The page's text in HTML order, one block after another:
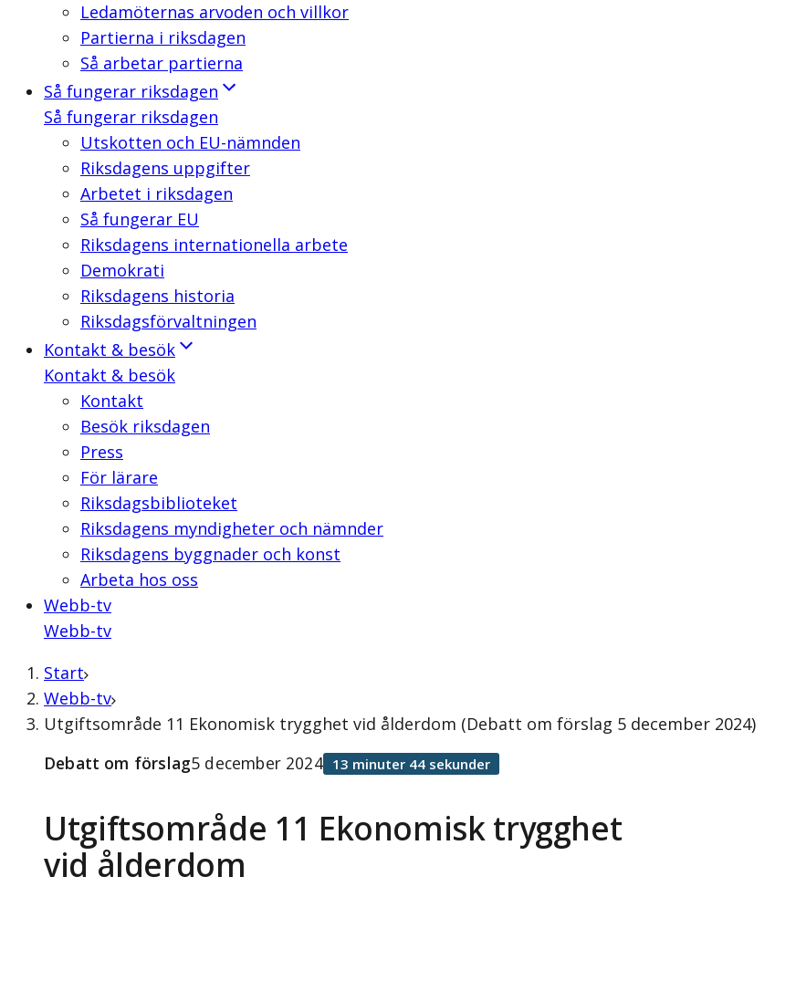
Ledamöternas arvoden och villkor
Partierna i riksdagen
Så arbetar partierna
Så fungerar riksdagen
Så fungerar riksdagen
Utskotten och EU-nämnden
Riksdagens uppgifter
Arbetet i riksdagen
Så fungerar EU
Riksdagens internationella arbete
Demokrati
Riksdagens historia
Riksdagsförvaltningen
Kontakt & besök
Kontakt & besök
Kontakt
Besök riksdagen
Press
För lärare
Riksdagsbiblioteket
Riksdagens myndigheter och nämnder
Riksdagens byggnader och konst
Arbeta hos oss
Webb-tv
Webb-tv
Start
Webb-tv
Utgiftsområde 11 Ekonomisk trygghet vid ålderdom (Debatt om förslag 5 december 2024)
Utgiftsområde 11 Ekonomisk trygghet
vid ålderdom
Debatt om förslag5 december 2024 13 minuter 44 sekunder